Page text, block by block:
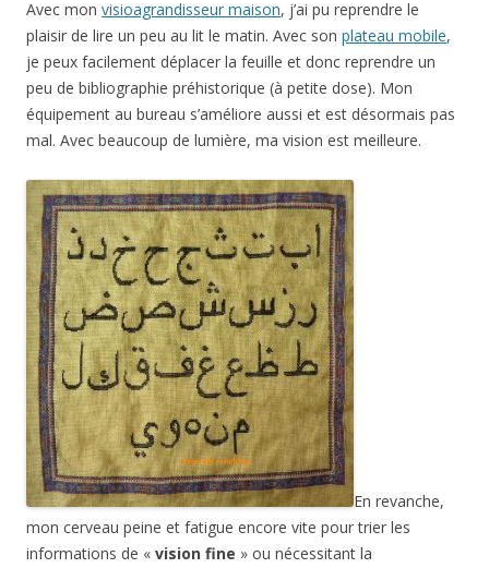
Avec mon visioagrandisseur maison, j’ai pu reprendre le
plaisir de lire un peu au lit le matin. Avec son plateau mobile,
je peux facilement déplacer la feuille et donc reprendre un
peu de bibliographie préhistorique (à petite dose). Mon
équipement au bureau s’améliore aussi et est désormais pas
mal. Avec beaucoup de lumière, ma vision est meilleure.
En revanche,
mon cerveau peine et fatigue encore vite pour trier les
informations de « vision fine » ou nécessitant la